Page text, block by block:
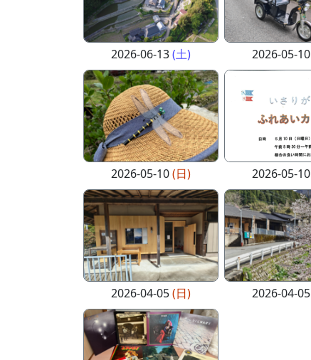
2026-06-13(土) 2026-05-10
2026-05-10(日) 2026-05-10
2026-04-05(日) 2026-04-05